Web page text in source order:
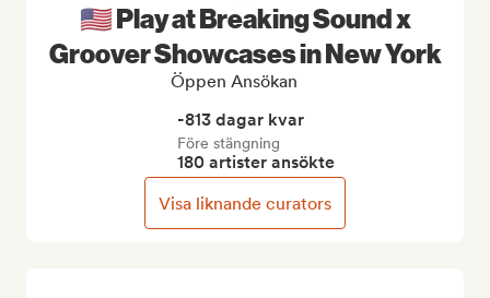
🇺🇸 Play at Breaking Sound x
Groover Showcases in New York
Öppen Ansökan
-813 dagar kvar
Före stängning
180 artister ansökte
Visa liknande curators